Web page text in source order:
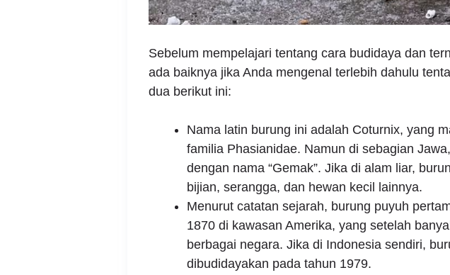
Sebelum mempelajari tentang cara budidaya dan
ada baiknya jika Anda mengenal terlebih dahulu
dua berikut ini:
Nama latin burung ini adalah Coturnix, yang
familia Phasianidae. Namun di sebagian
dengan nama “Gemak”. Jika di alam liar,
bijian, serangga, dan hewan kecil lainnya.
Menurut catatan sejarah, burung puyuh
1870 di kawasan Amerika, yang setelah
berbagai negara. Jika di Indonesia sendiri,
dibudidayakan pada tahun 1979.